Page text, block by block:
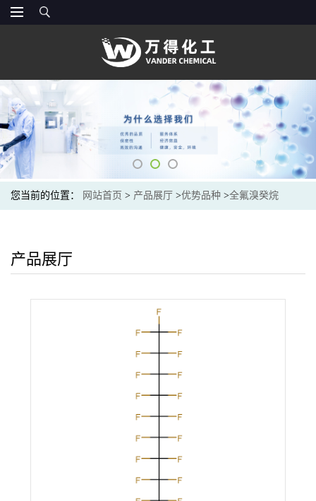
您当前的位置： 网站首页 > 产品展厅 >优势品种 >全氟溴癸烷
产品展厅